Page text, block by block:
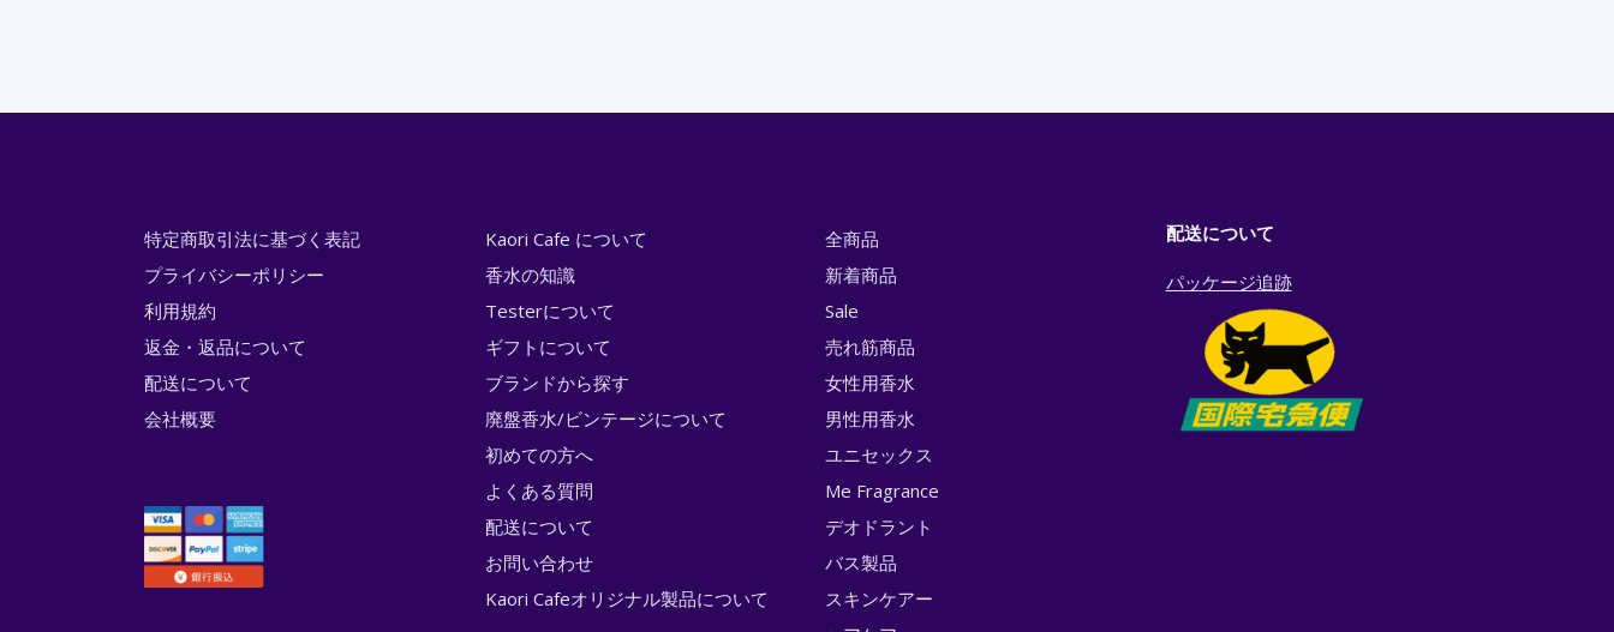
特定商取引法に基づく表記
プライバシーポリシー
利用規約
返金・返品について
配送について
会社概要
Kaori Cafe について
香水の知識
Testerについて
ギフトについて
ブランドから探す
廃盤香水/ビンテージについて
初めての方へ
よくある質問
配送について
お問い合わせ
Kaori Cafeオリジナル製品について
全商品
新着商品
Sale
売れ筋商品
女性用香水
男性用香水
ユニセックス
Me Fragrance
デオドラント
バス製品
スキンケアー
配送について
パッケージ追跡